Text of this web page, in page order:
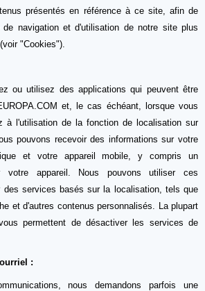
présentés en référence à ce site, afin de
de navigation et d'utilisation de notre site plus
"Cookies").
ou utilisez des applications qui peuvent être
et, le cas échéant, lorsque vous
à l'utilisation de la fonction de localisation sur
pouvons recevoir des informations sur votre
et votre appareil mobile, y compris un
votre appareil. Nous pouvons utiliser ces
des services basés sur la localisation, tels que
et d'autres contenus personnalisés. La plupart
permettent de désactiver les services de
:
nous demandons parfois une